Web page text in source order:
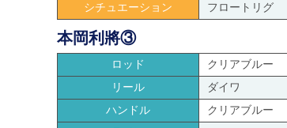
シチュエーション
フロートリグ
本岡利將③
ロッド クリアブルー
リール
ダイワ
ハンドル
クリアブルー